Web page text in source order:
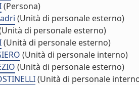
(Persona)
(Unità di personale esterno)
di personale esterno)
(Unità di personale esterno)
(Unità di personale interno)
(Unità di personale esterno)
(Unità di personale